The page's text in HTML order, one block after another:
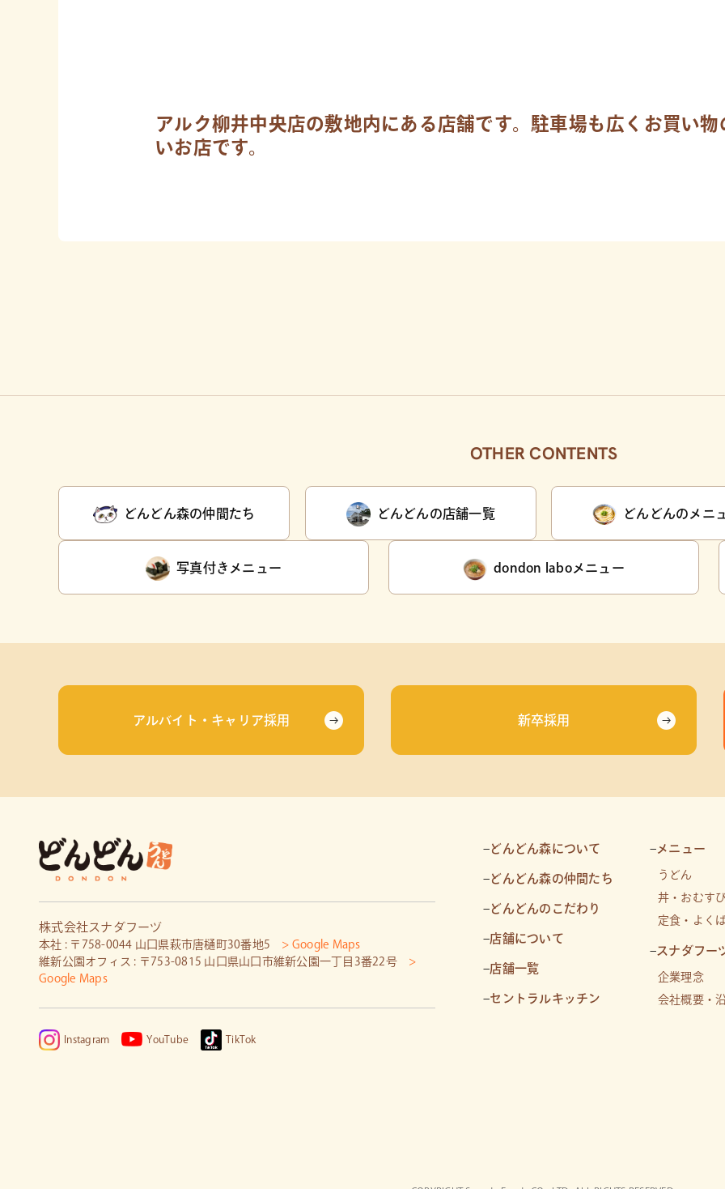
アルク柳井中央店の敷地内にある店舗です。駐車場も広くお買い
いお店です。
OTHER CONTENTS
どんどん森の仲間たち どんどんの店舗一覧 どんどんのメニ
写真付きメニュー dondon laboメニュー
アルバイト・キャリア採用 新卒採用
株式会社スナダフーヅ
本社 : 〒758-0044 山口県萩市唐樋町30番地5 > Google Maps
維新公園オフィス : 〒753-0815 山口県山口市維新公園一丁目3番22号 >
Google Maps
Instagram YouTube TikTok
– どんどん森について
– どんどん森の仲間たち
– どんどんのこだわり
–店舗について
–店舗一覧
–セントラルキッチン
– メニュー
うどん
丼・おむす
定食・よく
–スナダフー
企業理念
会社概要・